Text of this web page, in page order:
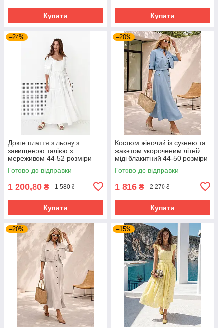
Купити Купити
–24%
Довге плаття з льону з
завищеною талією з
мереживом 44-52 розміри
різні кольори
Готово до відправки
1 200,80 ₴ 1 580 ₴
Купити
–20%
Костюм жіночий із сукнею та
жакетом укороченим літній
міді блакитний 44-50 розміри
Готово до відправки
1 816 ₴ 2 270 ₴
Купити
–20% –15%